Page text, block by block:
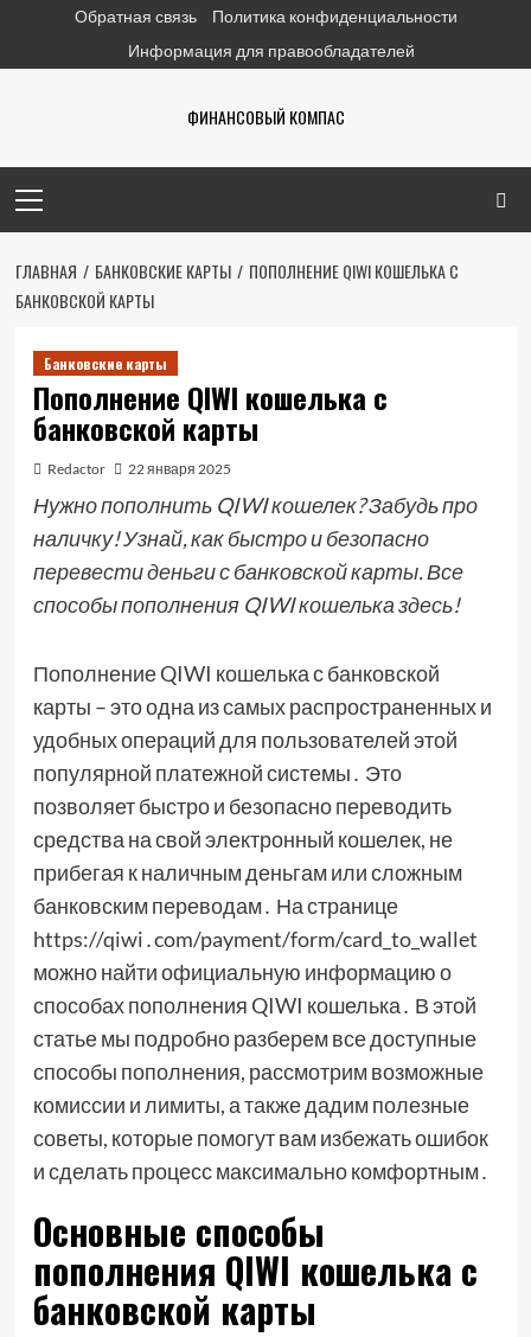
содержимому
Обратная связь
Политика конфиденциальности
Информация для правообладателей
ФИНАНСОВЫЙ КОМПАС
меню
ГЛАВНАЯ БАНКОВСКИЕ КАРТЫ
ПОПОЛНЕНИЕ QIWI КОШЕЛЬКА С
БАНКОВСКОЙ КАРТЫ
Банковские карты
Пополнение QIWI кошелька с
банковской карты
Redactor 22 января 2025
Нужно пополнить QIWI кошелек? Забудь про
наличку! Узнай, как быстро и безопасно
перевести деньги с банковской карты. Все
способы пополнения QIWI кошелька здесь!
Пополнение QIWI кошелька с банковской
карты – это одна из самых распространенных и
удобных операций для пользователей этой
популярной платежной системы․ Это
позволяет быстро и безопасно переводить
средства на свой электронный кошелек, не
прибегая к наличным деньгам или сложным
банковским переводам․ На странице
https://qiwi․com/payment/form/card_to_wallet
можно найти официальную информацию о
способах пополнения QIWI кошелька․ В этой
статье мы подробно разберем все доступные
способы пополнения, рассмотрим возможные
комиссии и лимиты, а также дадим полезные
советы, которые помогут вам избежать ошибок
и сделать процесс максимально комфортным․
Основные способы
пополнения QIWI кошелька с
банковской карты